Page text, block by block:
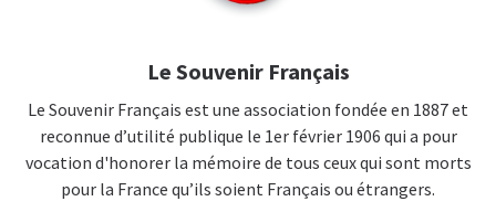
Le Souvenir Français
Le Souvenir Français est une association fondée en 1887 et
reconnue d’utilité publique le 1er février 1906 qui a pour
vocation d'honorer la mémoire de tous ceux qui sont morts
pour la France qu’ils soient Français ou étrangers.